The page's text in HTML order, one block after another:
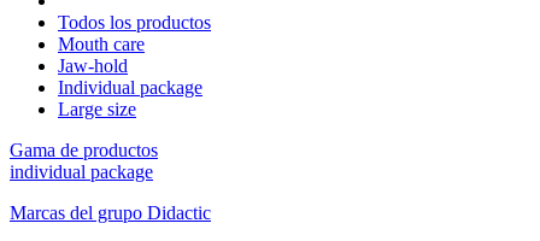
Todos los productos
Mouth care
Jaw-hold
Individual package
Large size
Gama de productos
individual package
Marcas del grupo Didactic